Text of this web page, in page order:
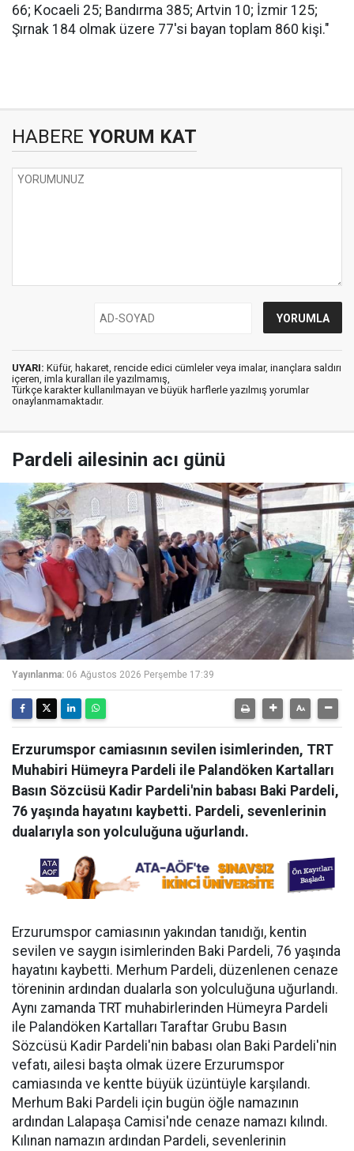
66; Kocaeli 25; Bandırma 385; Artvin 10; İzmir 125;
Şırnak 184 olmak üzere 77'si bayan toplam 860 kişi."
HABERE YORUM KAT
UYARI: Küfür, hakaret, rencide edici cümleler veya imalar, inançlara saldırı
içeren, imla kuralları ile yazılmamış,
Türkçe karakter kullanılmayan ve büyük harflerle yazılmış yorumlar
onaylanmamaktadır.
Pardeli ailesinin acı günü
Yayınlanma: 06 Ağustos 2026 Perşembe 17:39
Erzurumspor camiasının sevilen isimlerinden, TRT
Muhabiri Hümeyra Pardeli ile Palandöken Kartalları
Basın Sözcüsü Kadir Pardeli'nin babası Baki Pardeli,
76 yaşında hayatını kaybetti. Pardeli, sevenlerinin
dualarıyla son yolculuğuna uğurlandı.
Erzurumspor camiasının yakından tanıdığı, kentin
sevilen ve saygın isimlerinden Baki Pardeli, 76 yaşında
hayatını kaybetti. Merhum Pardeli, düzenlenen cenaze
töreninin ardından dualarla son yolculuğuna uğurlandı.
Aynı zamanda TRT muhabirlerinden Hümeyra Pardeli
ile Palandöken Kartalları Taraftar Grubu Basın
Sözcüsü Kadir Pardeli'nin babası olan Baki Pardeli'nin
vefatı, ailesi başta olmak üzere Erzurumspor
camiasında ve kentte büyük üzüntüyle karşılandı.
Merhum Baki Pardeli için bugün öğle namazının
ardından Lalapaşa Camisi'nde cenaze namazı kılındı.
Kılınan namazın ardından Pardeli, sevenlerinin